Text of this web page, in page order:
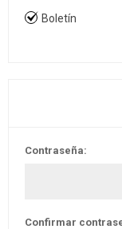
Boletín
Contraseña:
Confirmar